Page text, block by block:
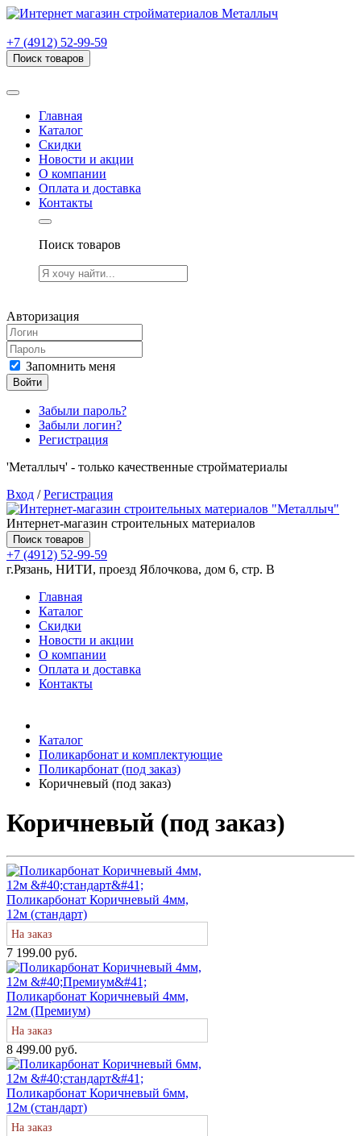
+7 (4912) 52-99-59
Поиск товаров
Главная
Каталог
Скидки
Новости и акции
О компании
Оплата и доставка
Контакты
Поиск товаров
Авторизация
Запомнить меня
Войти
Забыли пароль?
Забыли логин?
Регистрация
'Металлыч' - только качественные стройматериалы
Вход /Регистрация
Интернет-магазин строительных материалов
Поиск товаров
+7 (4912) 52-99-59
г.Рязань, НИТИ, проезд Яблочкова, дом 6, стр. В
Главная
Каталог
Скидки
Новости и акции
О компании
Оплата и доставка
Контакты
Каталог
Поликарбонат и комплектующие
Поликарбонат (под заказ)
Коричневый (под заказ)
Коричневый (под заказ)
Поликарбонат Коричневый 4мм,
12м (стандарт)
На заказ
7 199.00 руб.
Поликарбонат Коричневый 4мм,
12м (Премиум)
На заказ
8 499.00 руб.
Поликарбонат Коричневый 6мм,
12м (стандарт)
На заказ